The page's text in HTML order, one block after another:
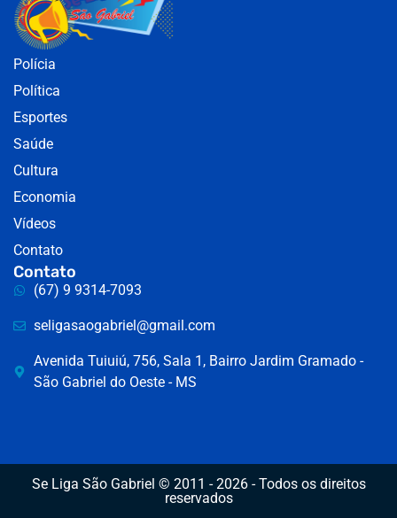
Polícia
Política
Esportes
Saúde
Cultura
Economia
Vídeos
Contato
Contato
(67) 9 9314-7093
seligasaogabriel@gmail.com
Avenida Tuiuiú, 756, Sala 1, Bairro Jardim Gramado -
São Gabriel do Oeste - MS
Se Liga São Gabriel © 2011 - 2026 - Todos os direitos
reservados